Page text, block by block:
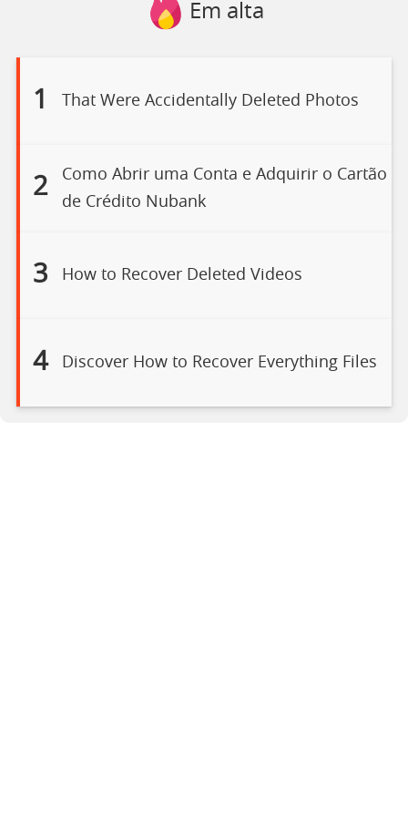
Em alta
1 That Were Accidentally Deleted Photos
2
Como Abrir uma Conta e Adquirir o Cartão
de Crédito Nubank
3 How to Recover Deleted Videos
4 Discover How to Recover Everything Files